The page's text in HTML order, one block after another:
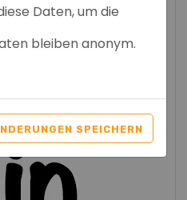
Daten, um die
bleiben anonym.
SPEICHERN